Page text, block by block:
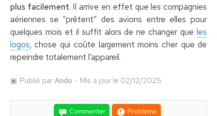
plus facilement. Il arrive en effet que les compagnies
aériennes se “prêtent” des avions entre elles pour
quelques mois et il suffit alors de ne changer queles
logos, chose qui coûte largement moins cher que de
repeindre totalement l’appareil.
Publié parAndo - Mis à jour le 02/12/2025
Commenter Problème